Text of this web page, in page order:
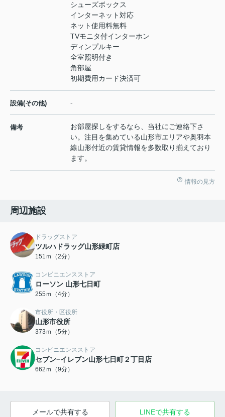
シューズボックス
インターネット対応
ネット使用料無料
TVモニタ付インターホン
ディンプルキー
全室照明付き
角部屋
初期費用カード決済可
設備(その他) -
備考
お部屋探しをするなら、当社にご連絡下さ
い。注目を集めている山形市エリアや奥羽本
線山形付近の賃貸情報を多数取り揃えており
ます。
情報の見方
周辺施設
ドラッグストア
ツルハドラッグ山形緑町店
151ｍ（2分）
コンビニエンスストア
ローソン 山形七日町
255ｍ（4分）
市役所・区役所
山形市役所
373ｍ（5分）
コンビニエンスストア
セブン−イレブン山形七日町２丁目店
662ｍ（9分）
メールで共有する LINEで共有する